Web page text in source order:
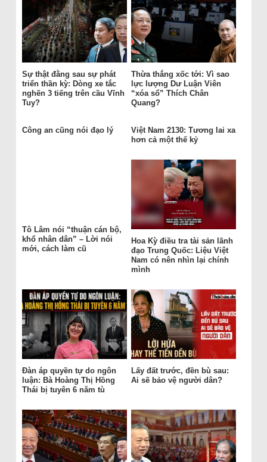
Sự thật đằng sau sự phát
triển thần kỳ: Dòng xe tắc
nghẽn 3 tiếng trên cầu Vĩnh
Tuy?
Thừa thắng xốc tới: Vì sao
lực lượng Dư Luận Viên
“xóa sổ” Thích Chân
Quang?
Công an cũng nói đạo lý
Việt Nam 2130: Tương lai xa
hơn cả một thế kỷ
Tô Lâm nói “thuận cán bộ,
khổ nhân dân” – Lời nói
mới, cách làm cũ
Hoa Kỳ điều tra tài sản lãnh
đạo Trung Quốc: Liệu Việt
Nam có nên nhìn lại chính
mình
Đàn áp quyền tự do ngôn
luận: Bà Hoàng Thị Hồng
Thái bị tuyên 6 năm tù
Lấy đất trước, đền bù sau:
Ai sẽ bảo vệ người dân?